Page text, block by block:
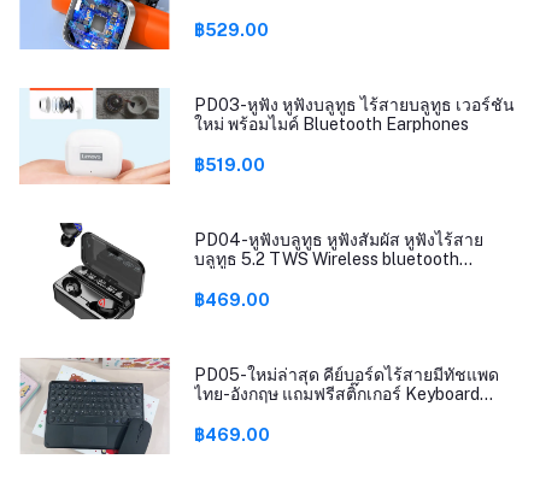
฿529.00
PD03-หูฟัง หูฟังบลูทูธ ไร้สายบลูทูธ เวอร์ชัน
ใหม่ พร้อมไมค์ Bluetooth Earphones
฿519.00
PD04-หูฟังบลูทูธ หูฟังสัมผัส หูฟังไร้สาย
บลูทูธ 5.2 TWS Wireless bluetooth
ฉุกเฉิน รุ่นT25
฿469.00
PD05-ใหม่ล่าสุด คีย์บอร์ดไร้สายมีทัชแพด
ไทย-อังกฤษ แถมฟรีสติ๊กเกอร์ Keyboard
฿469.00